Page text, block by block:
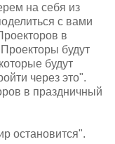
на себя из
с вами
в
будут
будут
через это".
в праздничный
остановится".